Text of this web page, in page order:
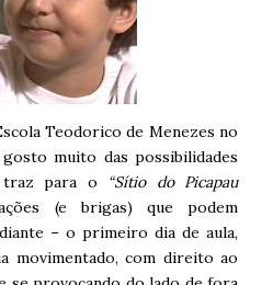
Teodorico de Menezes no
muito das possibilidades
traz para o
“Sítio do Picapau
(e brigas) que podem
– o primeiro dia de aula,
movimentado, com direito ao